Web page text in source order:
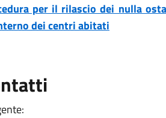
per il rilascio dei nulla
dei centri abitati